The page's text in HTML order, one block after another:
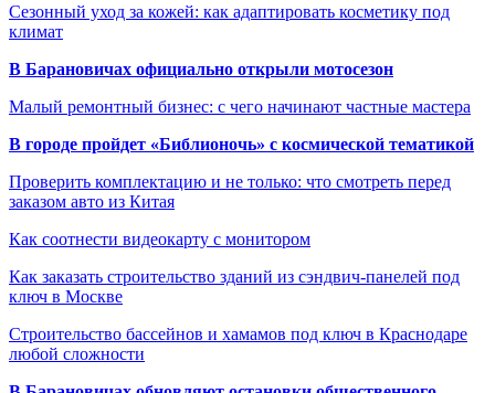
Сезонный уход за кожей: как адаптировать косметику под
климат
В Барановичах официально открыли мотосезон
Малый ремонтный бизнес: с чего начинают частные мастера
В городе пройдет «Библионочь» с космической тематикой
Проверить комплектацию и не только: что смотреть перед
заказом авто из Китая
Как соотнести видеокарту с монитором
Как заказать строительство зданий из сэндвич-панелей под
ключ в Москве
Строительство бассейнов и хамамов под ключ в Краснодаре
любой сложности